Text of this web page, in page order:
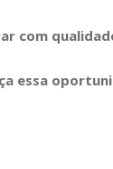
com
essa